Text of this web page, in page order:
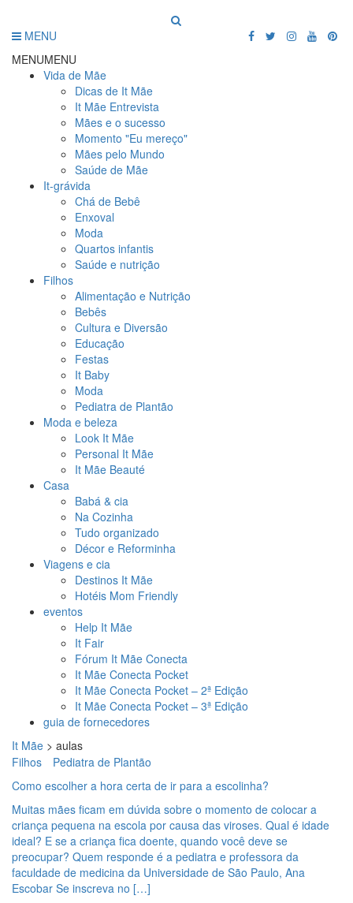
MENU
MENUMENU
Vida de Mãe
Dicas de It Mãe
It Mãe Entrevista
Mães e o sucesso
Momento "Eu mereço"
Mães pelo Mundo
Saúde de Mãe
It-grávida
Chá de Bebê
Enxoval
Moda
Quartos infantis
Saúde e nutrição
Filhos
Alimentação e Nutrição
Bebês
Cultura e Diversão
Educação
Festas
It Baby
Moda
Pediatra de Plantão
Moda e beleza
Look It Mãe
Personal It Mãe
It Mãe Beauté
Casa
Babá & cia
Na Cozinha
Tudo organizado
Décor e Reforminha
Viagens e cia
Destinos It Mãe
Hotéis Mom Friendly
eventos
Help It Mãe
It Fair
Fórum It Mãe Conecta
It Mãe Conecta Pocket
It Mãe Conecta Pocket – 2ª Edição
It Mãe Conecta Pocket – 3ª Edição
guia de fornecedores
It Mãe > aulas
Filhos
Pediatra de Plantão
Como escolher a hora certa de ir para a escolinha?
Muitas mães ficam em dúvida sobre o momento de colocar a
criança pequena na escola por causa das viroses. Qual é idade
ideal? E se a criança fica doente, quando você deve se
preocupar? Quem responde é a pediatra e professora da
faculdade de medicina da Universidade de São Paulo, Ana
Escobar Se inscreva no […]